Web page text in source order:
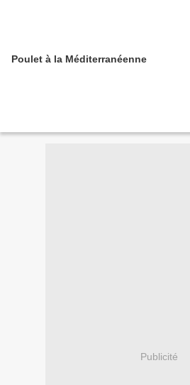
Poulet à la Méditerranéenne
Publicité